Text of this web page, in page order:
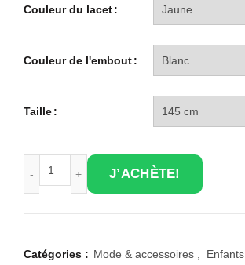
Couleur du lacet
Couleur de l'embout
Taille
quantité de Lacets Personnalisables
J’ACHÈTE!
Catégories : Mode & accessoires , Enfants